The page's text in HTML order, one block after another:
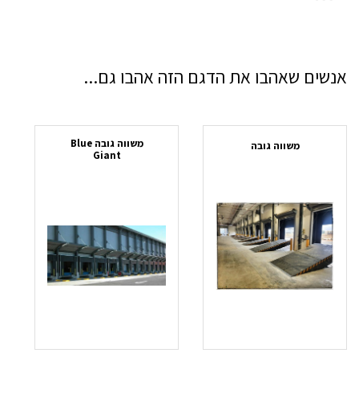
אנשים שאהבו את הדגם הזה אהבו גם...
משווה גובה
משווה גובה Blue
Giant